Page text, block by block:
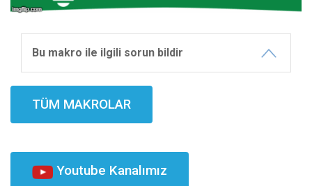
Bu makro ile ilgili sorun bildir
TÜM MAKROLAR
Youtube Kanalımız